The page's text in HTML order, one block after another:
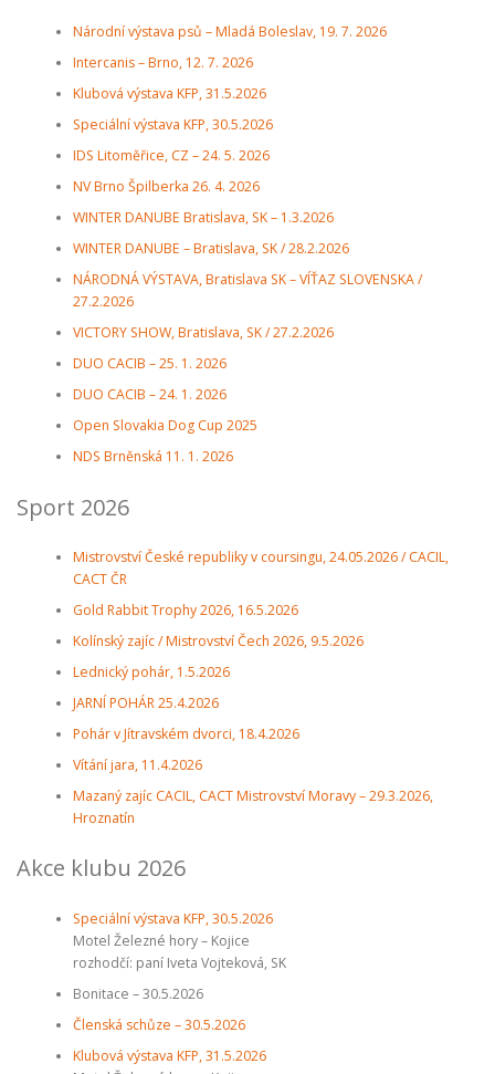
ODCHOVY V ČR INZERCE ODKAZY
Národní výstava psů – Mladá Boleslav, 19. 7. 2026
Intercanis – Brno, 12. 7. 2026
Klubová výstava KFP, 31.5.2026
Speciální výstava KFP, 30.5.2026
IDS Litoměřice, CZ – 24. 5. 2026
NV Brno Špilberka 26. 4. 2026
WINTER DANUBE Bratislava, SK – 1.3.2026
WINTER DANUBE – Bratislava, SK / 28.2.2026
NÁRODNÁ VÝSTAVA, Bratislava SK – VÍŤAZ SLOVENSKA /
27.2.2026
VICTORY SHOW, Bratislava, SK / 27.2.2026
DUO CACIB – 25. 1. 2026
DUO CACIB – 24. 1. 2026
Open Slovakia Dog Cup 2025
NDS Brněnská 11. 1. 2026
Sport 2026
Mistrovství České republiky v coursingu, 24.05.2026 / CACIL,
CACT ČR
Gold Rabbit Trophy 2026, 16.5.2026
Kolínský zajíc / Mistrovství Čech 2026, 9.5.2026
Lednický pohár, 1.5.2026
JARNÍ POHÁR 25.4.2026
Pohár v Jítravském dvorci, 18.4.2026
Vítání jara, 11.4.2026
Mazaný zajíc CACIL, CACT Mistrovství Moravy – 29.3.2026,
Hroznatín
Akce klubu 2026
Speciální výstava KFP, 30.5.2026
Motel Železné hory – Kojice
rozhodčí: paní Iveta Vojteková, SK
Bonitace – 30.5.2026
Členská schůze – 30.5.2026
Klubová výstava KFP, 31.5.2026